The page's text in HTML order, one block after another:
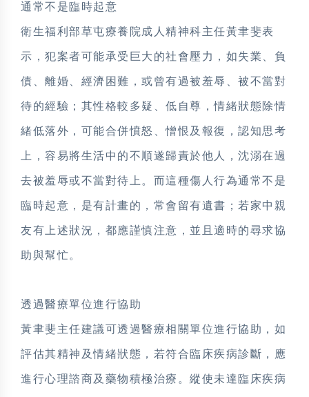
通常不是臨時起意
衛生福利部草屯療養院成人精神科主任黃聿斐表
示，犯案者可能承受巨大的社會壓力，如失業、負
債、離婚、經濟困難，或曾有過被羞辱、被不當對
待的經驗；其性格較多疑、低自尊，情緒狀態除情
緒低落外，可能合併憤怒、憎恨及報復，認知思考
上，容易將生活中的不順遂歸責於他人，沈溺在過
去被羞辱或不當對待上。而這種傷人行為通常不是
臨時起意，是有計畫的，常會留有遺書；若家中親
友有上述狀況，都應謹慎注意，並且適時的尋求協
助與幫忙。
透過醫療單位進行協助
黃聿斐主任建議可透過醫療相關單位進行協助，如
評估其精神及情緒狀態，若符合臨床疾病診斷，應
進行心理諮商及藥物積極治療。縱使未達臨床疾病